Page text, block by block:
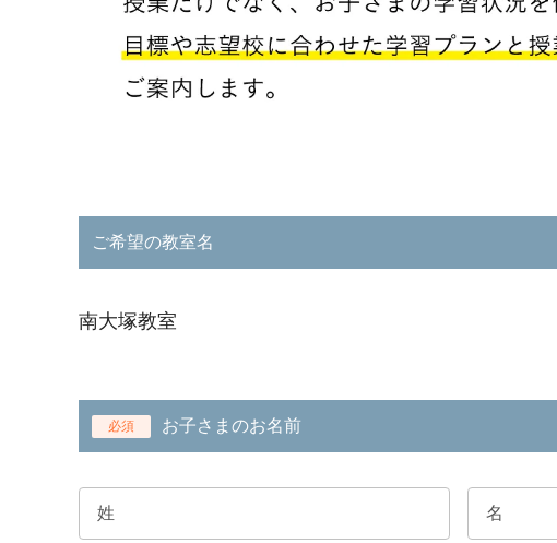
ご希望の教室名
南大塚教室
必須 お子さまのお名前